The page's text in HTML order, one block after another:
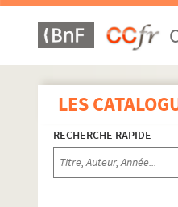
LES
RECHERCHE RAPIDE